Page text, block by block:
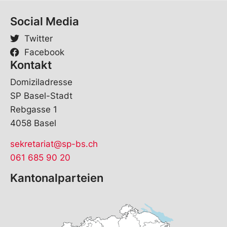
Social Media
Twitter
Facebook
Kontakt
Domiziladresse
SP Basel-Stadt
Rebgasse 1
4058 Basel
sekretariat@sp-bs.ch
061 685 90 20
Kantonalparteien